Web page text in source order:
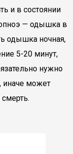
и в состоянии
— одышка в
одышка ночная,
5-20 минут,
нужно
иначе может
смерть.